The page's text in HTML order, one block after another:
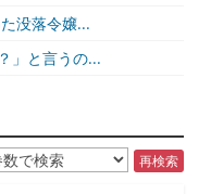
没落令嬢...
」と言うの...
再検索